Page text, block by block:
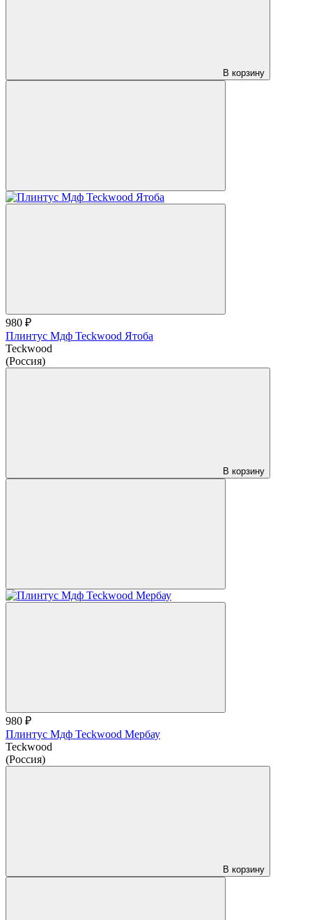
В корзину
980 ₽
Плинтус Мдф Teckwood Ятоба
Teckwood
(Россия)
В корзину
980 ₽
Плинтус Мдф Teckwood Мербау
Teckwood
(Россия)
В корзину